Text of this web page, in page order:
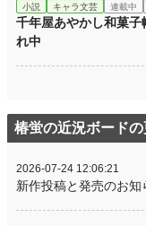
小説 キャラ文芸 連載中
千年屋あやかし和菓
れ中
椿蛍の近況ボード
2026-07-24 12:06:21
新作投稿と発売のお知